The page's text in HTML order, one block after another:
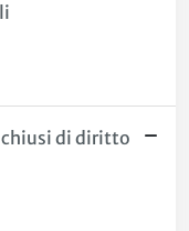
di diritto